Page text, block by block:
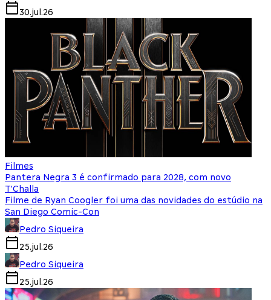
30.jul.26
Filmes
Pantera Negra 3 é confirmado para 2028, com novo
T'Challa
Filme de Ryan Coogler foi uma das novidades do estúdio na
San Diego Comic-Con
Pedro Siqueira
25.jul.26
Pedro Siqueira
25.jul.26